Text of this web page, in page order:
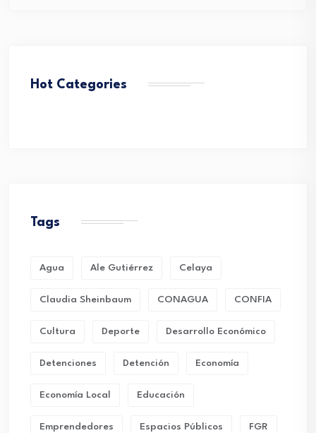
Hot Categories
Tags
Agua Ale Gutiérrez Celaya
Claudia Sheinbaum CONAGUA CONFIA
Cultura Deporte Desarrollo Económico
Detenciones Detención Economía
Economía Local Educación
Emprendedores Espacios Públicos FGR